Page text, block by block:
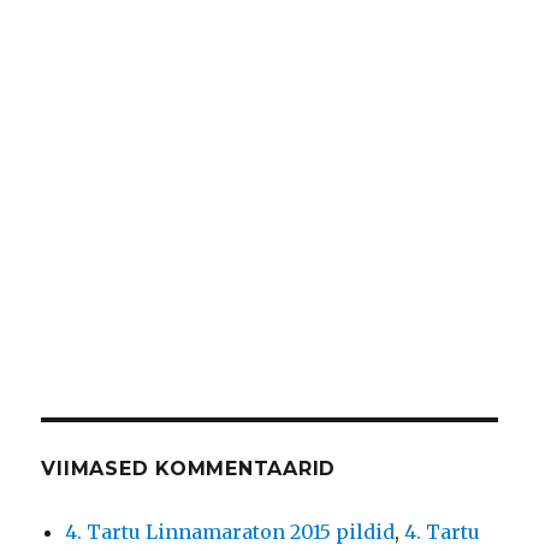
VIIMASED KOMMENTAARID
4. Tartu Linnamaraton 2015 pildid,4. Tartu